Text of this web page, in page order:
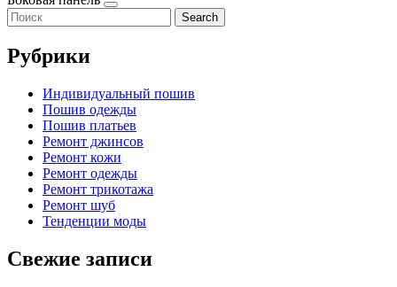
Search
Рубрики
Индивидуальный пошив
Пошив одежды
Пошив платьев
Ремонт джинсов
Ремонт кожи
Ремонт одежды
Ремонт трикотажа
Ремонт шуб
Тенденции моды
Свежие записи